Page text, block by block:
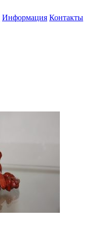
Информация Контакты